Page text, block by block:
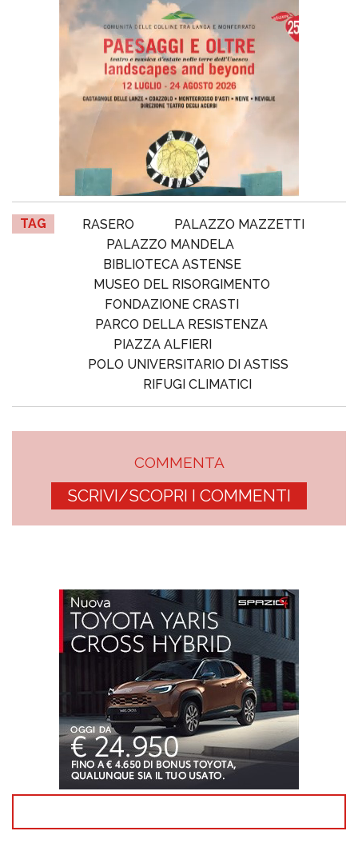
TAG RASERO
PALAZZO MAZZETTI
PALAZZO MANDELA
BIBLIOTECA ASTENSE
MUSEO DEL RISORGIMENTO
FONDAZIONE CRASTI
PARCO DELLA RESISTENZA
PIAZZA ALFIERI
POLO UNIVERSITARIO DI ASTISS
RIFUGI CLIMATICI
COMMENTA
SCRIVI/SCOPRI I COMMENTI